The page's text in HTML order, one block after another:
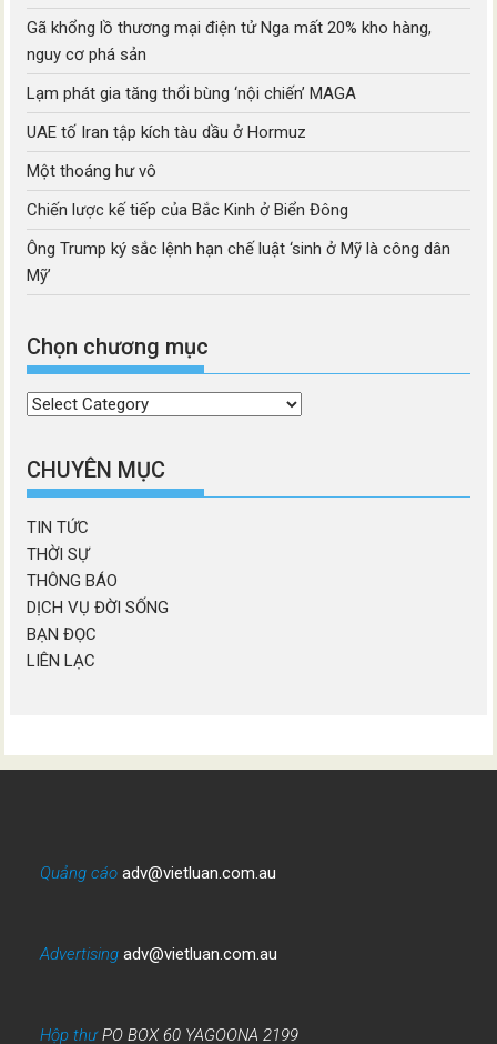
Gã khổng lồ thương mại điện tử Nga mất 20% kho hàng,
nguy cơ phá sản
Lạm phát gia tăng thổi bùng ‘nội chiến’ MAGA
UAE tố Iran tập kích tàu dầu ở Hormuz
Một thoáng hư vô
Chiến lược kế tiếp của Bắc Kinh ở Biển Đông
Ông Trump ký sắc lệnh hạn chế luật ‘sinh ở Mỹ là công dân
Mỹ’
Chọn chương mục
Chọn
mục
CHUYÊN MỤC
TIN TỨC
THỜI SỰ
THÔNG BÁO
DỊCH VỤ ĐỜI SỐNG
BẠN ĐỌC
LIÊN LẠC
Quảng cáo adv@vietluan.com.au
Advertising adv@vietluan.com.au
Hộp thưPO BOX 60 YAGOONA 2199